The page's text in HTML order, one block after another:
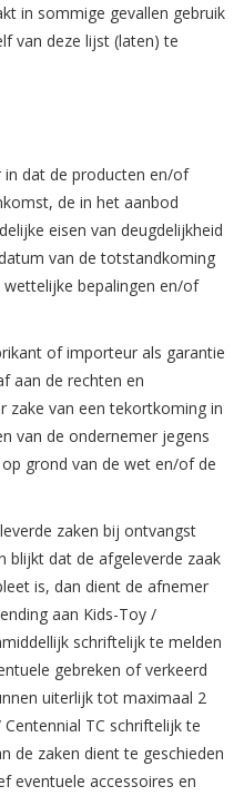
in sommige gevallen gebruik
van deze lijst (laten) te
dat de producten en/of
de in het aanbod
eisen van deugdelijkheid
van de totstandkoming
bepalingen en/of
of importeur als garantie
aan de rechten en
zake van een tekortkoming in
van de ondernemer jegens
grond van de wet en/of de
zaken bij ontvangst
blijkt dat de afgeleverde zaak
is, dan dient de afnemer
aan Kids-Toy /
schriftelijk te melden
gebreken of verkeerd
uiterlijk tot maximaal 2
TC schriftelijk te
de zaken dient te geschieden
eventuele accessoires en